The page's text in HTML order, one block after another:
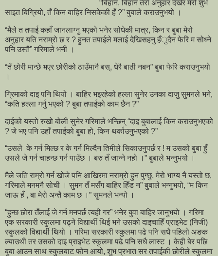
“बिहान, बिहान तेरो अनुहार देखेर मेरो शुभ
साइत बिग्रियो, तँ किन बाहिर निसकेकी हँ ?” बुबाले कराउनुभयो ।
“मैले त तपाई कहाँ जानलाग्नु भएको भनेर सोधेकी मात्र, किन र बुबा मेरो
अनुहार यति नराम्रो छ र ? हुनत तपाईले मलाई देखिसहनु हँुदैन फेरि म सोध्ने
पनि उस्तै” गरिमाले भनी ।
“तँ छोरी मान्छे भएर छोरीको ठाउँमानै बस्, धेरै बाठी नबन” बुबा फेरि कराउनुभयो
।
ग्रिमाको दाइ पनि थियो । बाहिर भइरहेको हल्ला सुनेर उनका दाजु सुमनले भने,
“कति हल्ला गर्नु भएको ? बुबा तपाईको काम छैन ?”
दाईको यस्तो रुखो बोली सुनेर गरिमाले भन्छिन् “दाइ बुबालाई किन कराउनुभएको
? जे भए पनि उहाँ तपाईको बुबा हो, किन थर्काउनुभएको ?”
“उसले के गर्न मिल्छ र के गर्न मिल्दैन तिमीले सिकाउनुपर्छ र ! म उसको बुबा हुँ
उसले जे गर्न चाहन्छ गर्न पाउँछ । बरु तँ जान्ने नहो ।” बुबाले भन्नुभयो ।
मैले जति राम्रो गर्न खोजे पनि आखिरमा नराम्रो हुन पुग्छु, मेरो भाग्य नै यस्तो छ,
गरिमाले मनमनै सोची । सुमन तँ मसँग बाहिर हिँड न” बुबाले भन्नुभयो, “म किन
जाऊ हँ , बा मेरो अन्तै काम छ ।” सुमनले भन्यो ।
“हुन्छ छोरा तँलाई जे गर्न मनपर्छ त्यही गर” भनेर बुवा बाहिर जानुभयो । गरिमा
एक सरकारी स्कुलमा पढ्ने विद्यार्थी थिई भने उसको दाइचाहिँ प्राइभेट (निजी)
स्कुलको विद्यार्थी थियो । गरिमा सरकारी स्कुलमा पढे पनि सधै पहिलो अङक
ल्याउथी तर उसको दाइ प्राइभेट स्कुलमा पढे पनि सधै लास्ट । केही बेर पछि
बुबा आउन साथ स्कुलबाट फोन आयो, शुभ प्रभात सर तपाईकी छोरीले स्कुलमा